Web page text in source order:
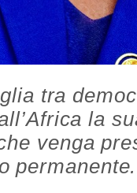
tra
la
venga